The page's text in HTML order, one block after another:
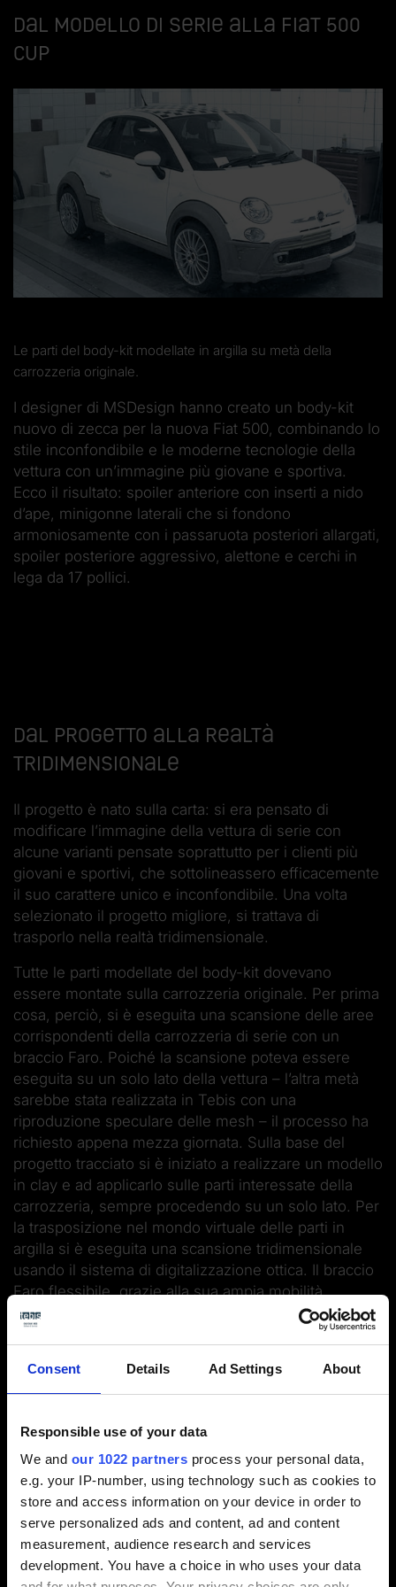
Consent Details Ad Settings About
Responsible use of your data
We and our 1022 partners process your personal data,
e.g. your IP-number, using technology such as cookies to
store and access information on your device in order to
serve personalized ads and content, ad and content
measurement, audience research and services
development. You have a choice in who uses your data
Dal modello di serie alla Fiat 500
Cup
Le parti del body-kit modellate in argilla su metà della
carrozzeria originale.
I designer di MS­Design hanno creato un body-kit
nuovo di zecca per la nuova Fiat 500, combinando lo
stile inconfondibile e le moderne tecnologie della
vettura con un’immagine più giovane e sportiva.
Ecco il risultato: spoiler anteriore con inserti a nido
d’ape, minigonne laterali che si fondono
armoniosamente con i passaruota posteriori allargati,
spoiler posteriore aggressivo, alettone e cerchi in
lega da 17 pollici.
Dal progetto alla realtà
tridimensionale
Il progetto è nato sulla carta: si era pensato di
modificare l’immagine della vettura di serie con
alcune varianti pensate soprattutto per i clienti più
giovani e sportivi, che sottolineassero efficacemente
il suo carattere unico e inconfondibile. Una volta
selezionato il progetto migliore, si trattava di
trasporlo nella realtà tridimensionale.
Tutte le parti modellate del body-kit dovevano
essere montate sulla carrozzeria originale. Per prima
cosa, perciò, si è eseguita una scansione delle aree
corrispondenti della carrozzeria di serie con un
braccio Faro. Poiché la scansione poteva essere
eseguita su un solo lato della vettura – l’altra metà
sarebbe stata realizzata in Tebis con una
riproduzione speculare delle mesh – il processo ha
richiesto appena mezza giornata. Sulla base del
progetto tracciato si è iniziato a realizzare un modello
in clay e ad applicarlo sulle parti interessate della
carrozzeria, sempre procedendo su un solo lato. Per
la trasposizione nel mondo virtuale delle parti in
argilla si è eseguita una scansione tridimensionale
usando il sistema di digitalizzazione ottica. Il braccio
Faro flessibile, grazie alla sua ampia mobilità
spaziale, permette di acquisire velocemente e con la
massima completezza anche oggetti molto
clay erano già disponibili come mesh nel sistema
Tebis.
Gli stampi per la prototipazione